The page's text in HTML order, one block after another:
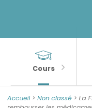
Banner
Psychologie
de
Sections
importantes
Cours
Accueil > Non classé > La